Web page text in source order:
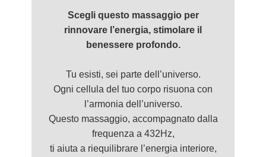
Scegli questo massaggio per
rinnovare l’energia, stimolare il
benessere profondo.
Tu esisti, sei parte dell’universo.
Ogni cellula del tuo corpo risuona con
l’armonia dell’universo.
Questo massaggio, accompagnato dalla
frequenza a 432Hz,
ti aiuta a riequilibrare l’energia interiore,